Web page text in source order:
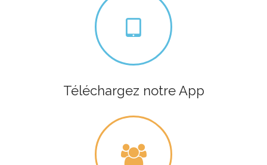
Téléchargez notre App